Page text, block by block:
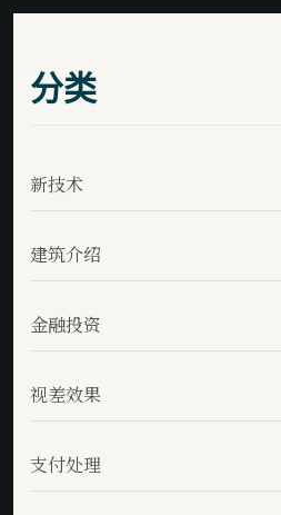
分类
新技术
建筑介绍
金融投资
视差效果
支付处理